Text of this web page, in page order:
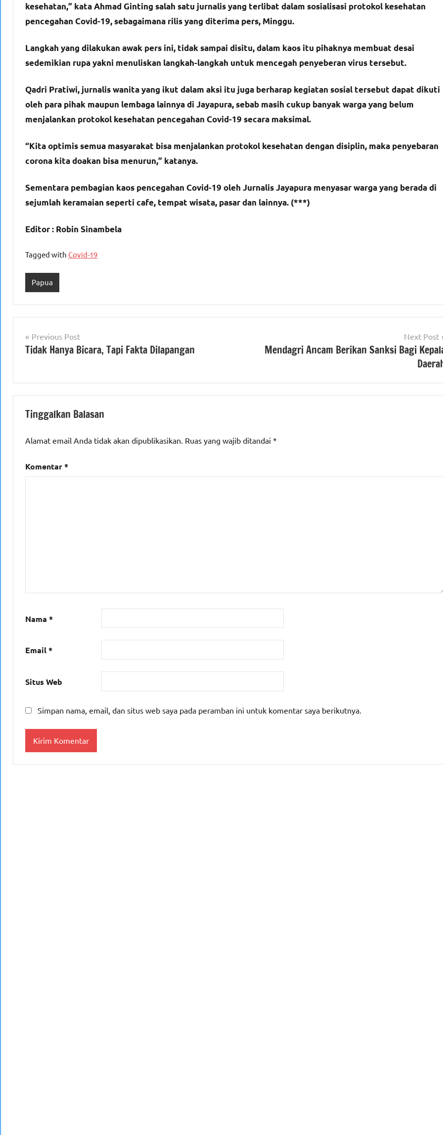
kesehatan,” kata Ahmad Ginting salah satu jurnalis yang terlibat dalam sosialisasi protokol kesehatan
pencegahan Covid-19, sebagaimana rilis yang diterima pers, Minggu.
Langkah yang dilakukan awak pers ini, tidak sampai disitu, dalam kaos itu pihaknya membuat desai
sedemikian rupa yakni menuliskan langkah-langkah untuk mencegah penyeberan virus tersebut.
Qadri Pratiwi, jurnalis wanita yang ikut dalam aksi itu juga berharap kegiatan sosial tersebut dapat dikuti
oleh para pihak maupun lembaga lainnya di Jayapura, sebab masih cukup banyak warga yang belum
menjalankan protokol kesehatan pencegahan Covid-19 secara maksimal.
“Kita optimis semua masyarakat bisa menjalankan protokol kesehatan dengan disiplin, maka penyebaran
corona kita doakan bisa menurun,” katanya.
Sementara pembagian kaos pencegahan Covid-19 oleh Jurnalis Jayapura menyasar warga yang berada di
sejumlah keramaian seperti cafe, tempat wisata, pasar dan lainnya. (***)
Editor : Robin Sinambela
Tagged with Covid-19
Papua
Navigasi
pos
Previous Post
Tidak Hanya Bicara, Tapi Fakta Dilapangan
Next Post
Mendagri Ancam Berikan Sanksi Bagi
Tinggalkan Balasan
Alamat email Anda tidak akan dipublikasikan. Ruas yang wajib ditandai *
Komentar*
Nama *
Email*
Situs Web
Simpan nama, email, dan situs web saya pada peramban ini untuk komentar saya berikutnya.